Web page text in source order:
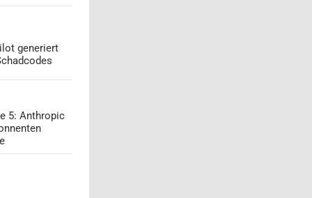
generiert
5: Anthropic